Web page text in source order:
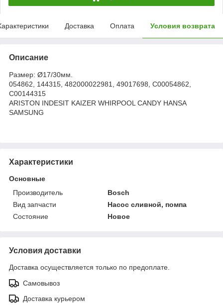
Доставка Оплата Условия возврата
Описание
Размер: Ø17/30мм.
054862, 144315, 482000022981, 49017698, C00054862,
C00144315
ARISTON INDESIT KAIZER WHIRPOOL CANDY HANSA
SAMSUNG
Характеристики
Основные
Производитель
Bosch
Вид запчасти
Насос сливной, помпа
Состояние
Новое
Условия доставки
Доставка осуществляется только по предоплате.
Самовывоз
Доставка курьером